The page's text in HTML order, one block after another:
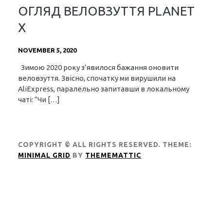
ОГЛЯД ВЕЛОВЗУТТЯ PLANET
X
NOVEMBER 5, 2020
Зимою 2020 року з’явилося бажання оновити
веловзуття. Звісно, спочатку ми вирушили на
AliExpress, паралельно запитавши в локальному
чаті: “Чи […]
COPYRIGHT © ALL RIGHTS RESERVED. THEME:
MINIMAL GRID BY THEMEMATTIC